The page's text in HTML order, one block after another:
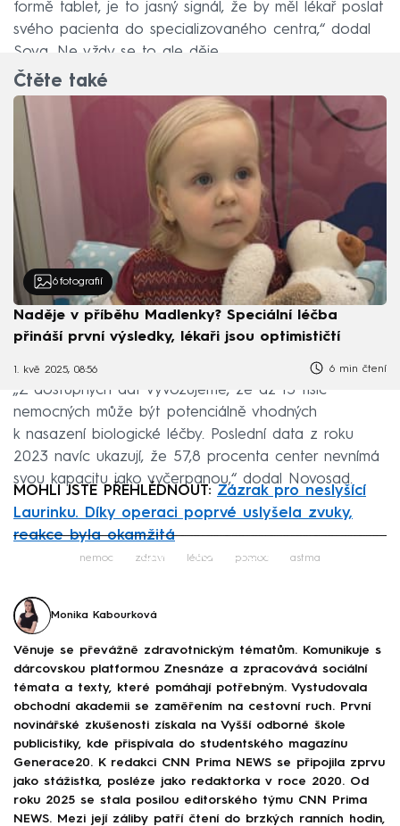
formě tablet, je to jasný signál, že by měl lékař poslat
svého pacienta do specializovaného centra,“ dodal
Sova. Ne vždy se to ale děje.
Čtěte také
6 fotografií
Naděje v příběhu Madlenky? Speciální léčba
přináší první výsledky, lékaři jsou optimističtí
1. kvě 2025, 08:56 6 min čtení
„Z dostupných dat vyvozujeme, že až 15 tisíc
nemocných může být potenciálně vhodných
k nasazení biologické léčby. Poslední data z roku
2023 navíc ukazují, že 57,8 procenta center nevnímá
svou kapacitu jako vyčerpanou,“ dodal Novosad.
MOHLI JSTE PŘEHLÉDNOUT: Zázrak pro neslyšící
Laurinku. Díky operaci poprvé uslyšela zvuky,
reakce byla okamžitá
Failed to fetch
nemoc zdraví léčba pomoc astma
Monika Kabourková
Věnuje se převážně zdravotnickým tématům. Komunikuje s
dárcovskou platformou Znesnáze a zpracovává sociální
témata a texty, které pomáhají potřebným. Vystudovala
obchodní akademii se zaměřením na cestovní ruch. První
novinářské zkušenosti získala na Vyšší odborné škole
publicistiky, kde přispívala do studentského magazínu
Generace20. K redakci CNN Prima NEWS se připojila zprvu
jako stážistka, posléze jako redaktorka v roce 2020. Od
roku 2025 se stala posilou editorského týmu CNN Prima
NEWS. Mezi její záliby patří čtení do brzkých ranních hodin,